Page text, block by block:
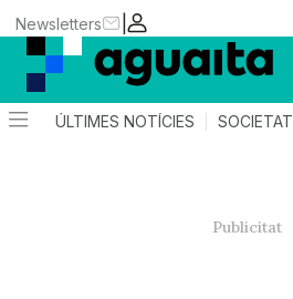
|
Newsletters
ÚLTIMES NOTÍCIES SOCIETAT